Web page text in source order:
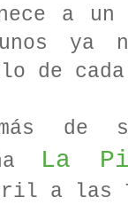
a
de cada
más
La
a las